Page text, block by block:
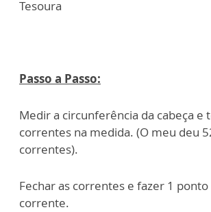
Tesoura
Passo a Passo:
Medir a circunferência da cabeça e
correntes na medida. (O meu deu
correntes).
Fechar as correntes e fazer 1 ponto
corrente.